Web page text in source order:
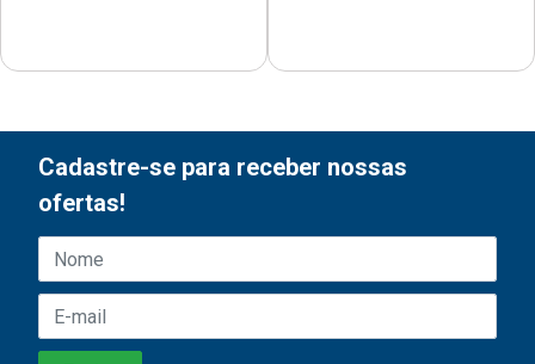
Cadastre-se para receber nossas
ofertas!